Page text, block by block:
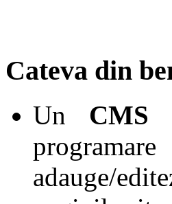
Cateva din
Un CMS
adauge/